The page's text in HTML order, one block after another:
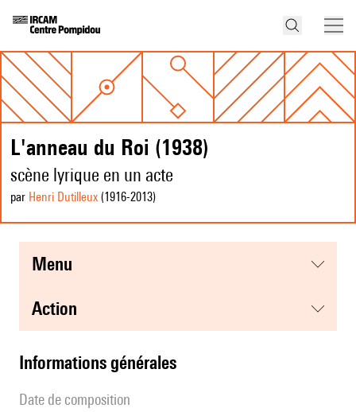
L'anneau du Roi (1938)
scène lyrique en un acte
par Henri Dutilleux (1916-2013)
menu
action
informations générales
date de composition